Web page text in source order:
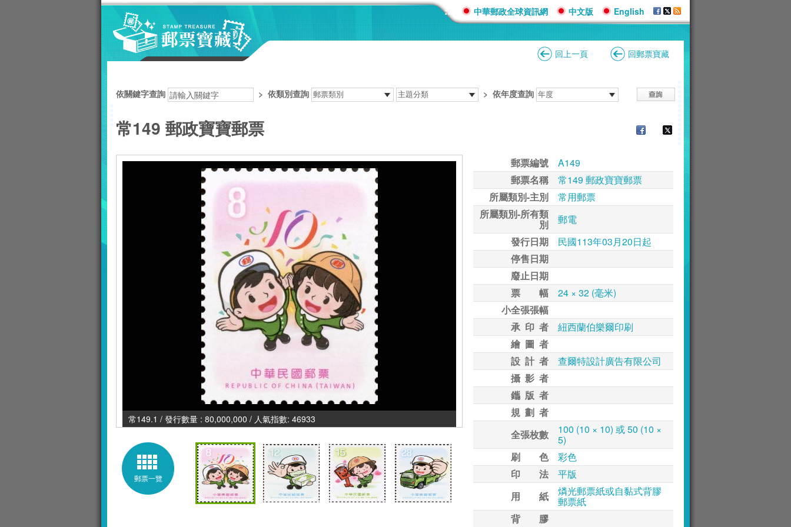
::: 中華郵政全球資訊網 中文版 English
回上一頁 回郵票寶藏
依關鍵字查詢 > 依類別查詢 > 依年度查詢
常149 郵政寶寶郵票
常149.1 / 發行數量 : 80,000,000 / 人氣指數: 46933
郵票一覽
郵票編號
A149
郵票名稱
常149 郵政寶寶郵票
所屬類別-主別
常用郵票
所屬類別-所有類
別
郵電
發行日期
民國113年03月20日起
停售日期
廢止日期
票 幅
24 × 32 (毫米)
小全張張幅
承 印 者
紐西蘭伯樂爾印刷
繪 圖 者
設 計 者
查爾特設計廣告有限公司
攝 影 者
鑴 版 者
規 劃 者
全張枚數
100 (10 × 10) 或 50 (10 ×
5)
刷 色
彩色
印 法
平版
用 紙
燐光郵票紙或自黏式背膠
郵票紙
背 膠